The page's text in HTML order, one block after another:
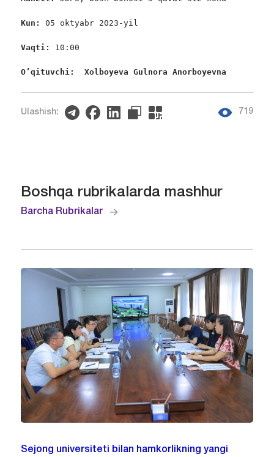
Kun: 05 oktyabr 2023-yil
Vaqti: 10:00
O’qituvchi:  Xolboyeva Gulnora Anorboyevna
Ulashish: 719
Boshqa rubrikalarda mashhur
Barcha Rubrikalar
Sejong universiteti bilan hamkorlikning yangi